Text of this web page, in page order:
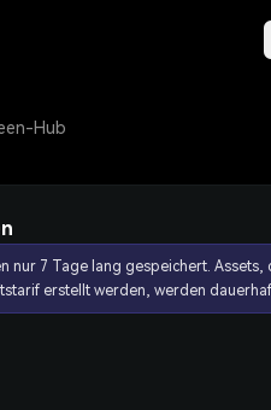
Hub
nur 7 Tage lang gespeichert.
erstellt werden, werden